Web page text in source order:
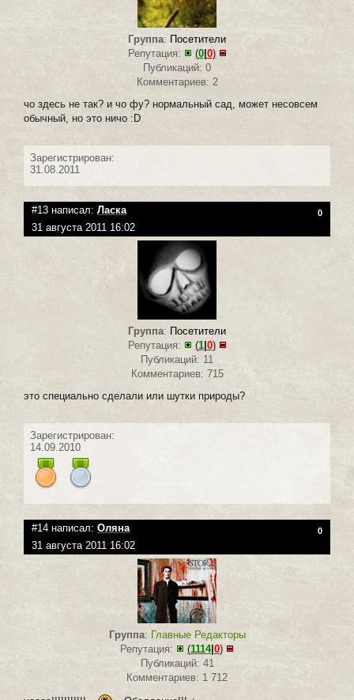
Группа: Посетители
Репутация:
(0| 0)
Публикаций: 0
Комментариев: 2
чо здесь не так? и чо фу? нормальный сад, может несовсем
обычный, но это ничо :D
Зарегистрирован:
31.08.2011
#13 написал: Ласка 0
31 августа 2011 16:02
Группа: Посетители
Репутация:
(1| 0)
Публикаций: 11
Комментариев: 715
это специально сделали или шутки природы?
Зарегистрирован:
14.09.2010
#14 написал: Оляна 0
31 августа 2011 16:02
Группа: Главные Редакторы
Репутация:
(1114| 0)
Публикаций: 41
Комментариев: 1 712